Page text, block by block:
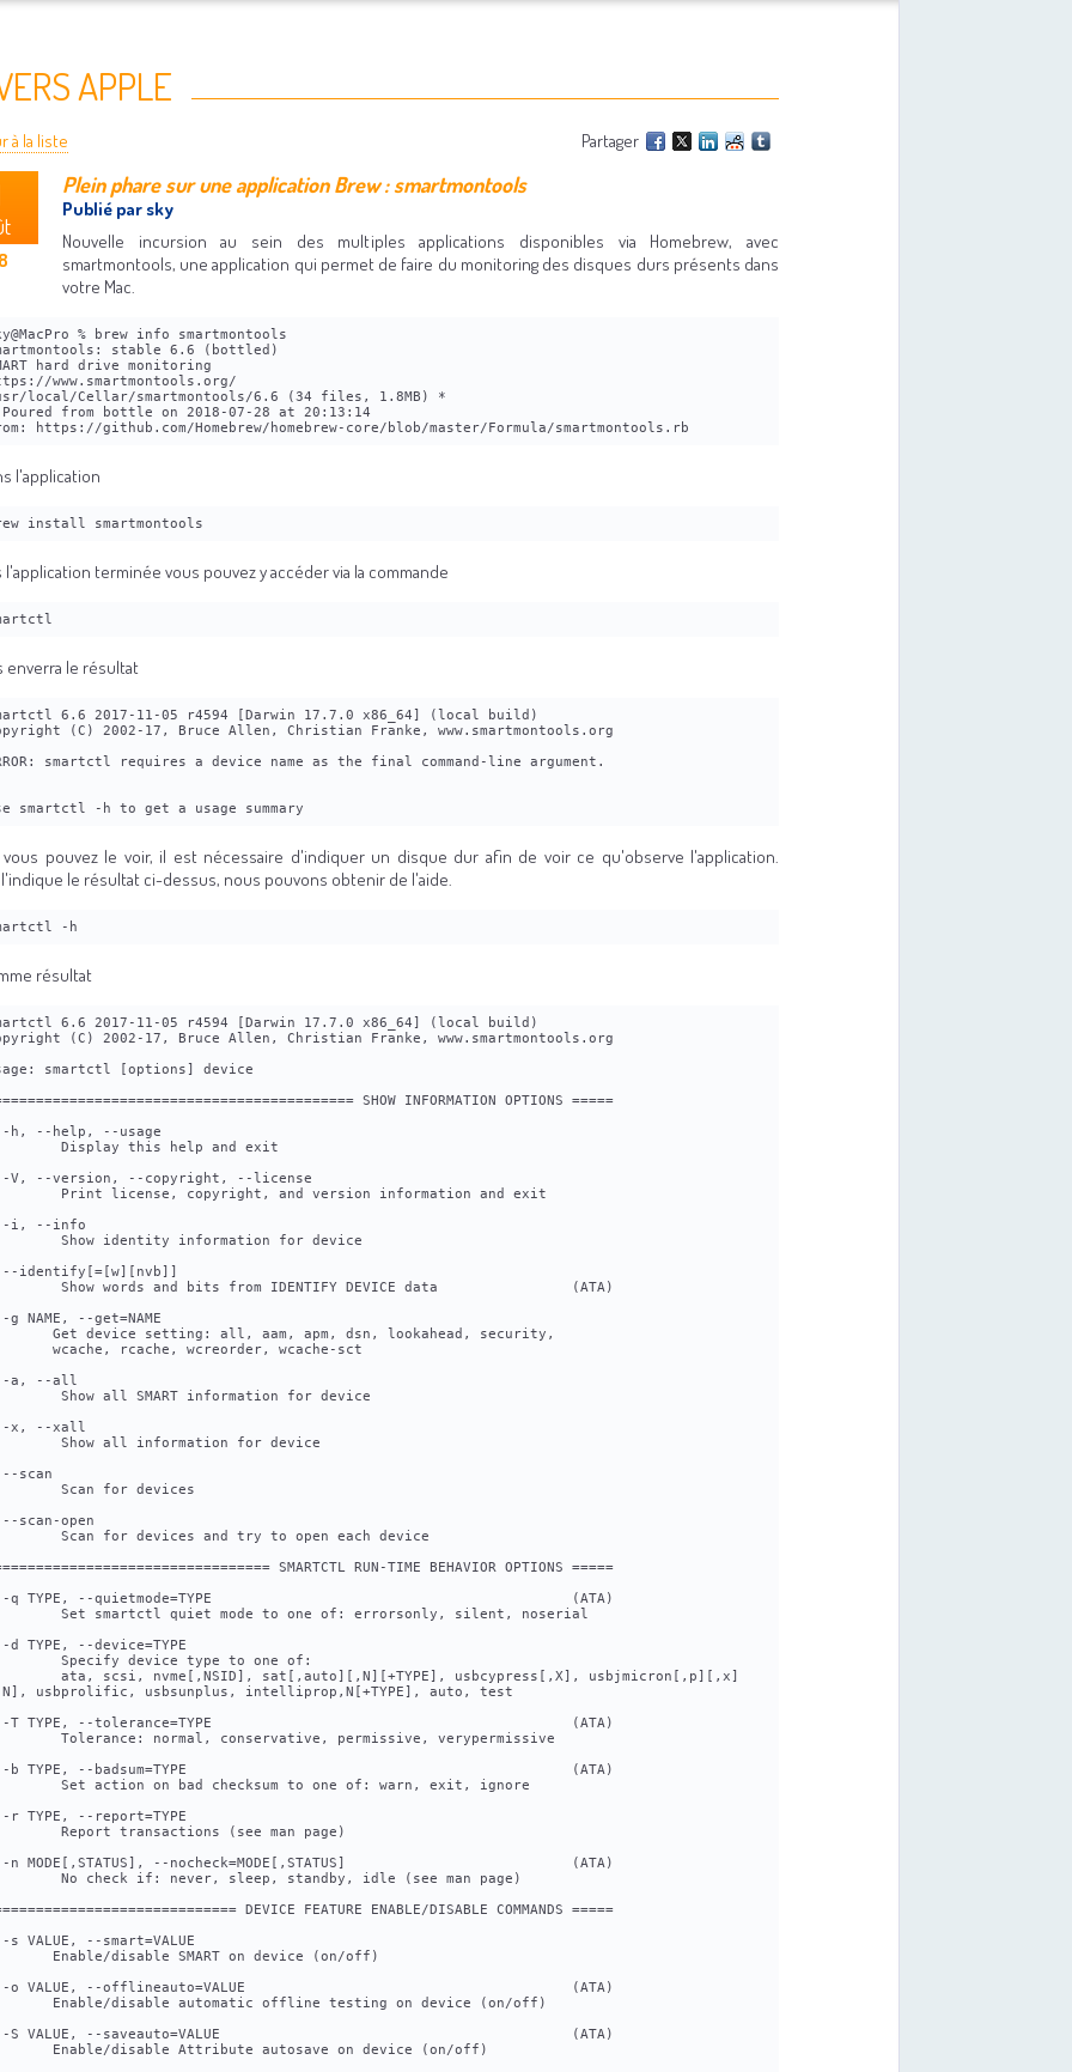
APPLE
Partager
à la liste
Plein phare sur une application Brew : smartmontools
Publié par sky
Nouvelle incursion au sein des multiples applications disponibles via Homebrew, avec
smartmontools, une application qui permet de faire du monitoring des disques durs présents dans
votre Mac.
% brew info smartmontools
stable 6.6 (bottled)
hard drive monitoring
www.smartmontools.org/
local/Cellar/smartmontools/6.6 (34 files, 1.8MB) *
from bottle on 2018-07-28 at 20:13:14
https://github.com/Homebrew/homebrew-core/blob/master/Formula/smartmontools.rb
l'application
install smartmontools
l'application terminée vous pouvez y accéder via la commande
enverra le résultat
6.6 2017-11-05 r4594 [Darwin 17.7.0 x86_64] (local build)
(C) 2002-17, Bruce Allen, Christian Franke, www.smartmontools.org
smartctl requires a device name as the final command-line argument.
smartctl -h to get a usage summary
vous pouvez le voir, il est nécessaire d'indiquer un disque dur afin de voir ce qu'observe l'application.
l'indique le résultat ci-dessus, nous pouvons obtenir de l'aide.
-h
résultat
6.6 2017-11-05 r4594 [Darwin 17.7.0 x86_64] (local build)
(C) 2002-17, Bruce Allen, Christian Franke, www.smartmontools.org
smartctl [options] device
SHOW INFORMATION OPTIONS =====
--help, --usage
this help and exit
--version, --copyright, --license
license, copyright, and version information and exit
i, --info
identity information for device
identify[=[w][nvb]]
words and bits from IDENTIFY DEVICE data                (ATA)
NAME, --get=NAME
device setting: all, aam, apm, dsn, lookahead, security,
rcache, wcreorder, wcache-sct
a, --all
all SMART information for device
--xall
all information for device
scan
for devices
scan-open
for devices and try to open each device
SMARTCTL RUN-TIME BEHAVIOR OPTIONS =====
TYPE, --quietmode=TYPE                                           (ATA)
smartctl quiet mode to one of: errorsonly, silent, noserial
TYPE, --device=TYPE
device type to one of:
scsi, nvme[,NSID], sat[,auto][,N][+TYPE], usbcypress[,X], usbjmicron[,p][,x]
usbprolific, usbsunplus, intelliprop,N[+TYPE], auto, test
TYPE, --tolerance=TYPE                                           (ATA)
normal, conservative, permissive, verypermissive
TYPE, --badsum=TYPE                                              (ATA)
action on bad checksum to one of: warn, exit, ignore
TYPE, --report=TYPE
transactions (see man page)
MODE[,STATUS], --nocheck=MODE[,STATUS]                           (ATA)
check if: never, sleep, standby, idle (see man page)
DEVICE FEATURE ENABLE/DISABLE COMMANDS =====
VALUE, --smart=VALUE
disable SMART on device (on/off)
VALUE, --offlineauto=VALUE                                       (ATA)
disable automatic offline testing on device (on/off)
VALUE, --saveauto=VALUE                                          (ATA)
disable Attribute autosave on device (on/off)